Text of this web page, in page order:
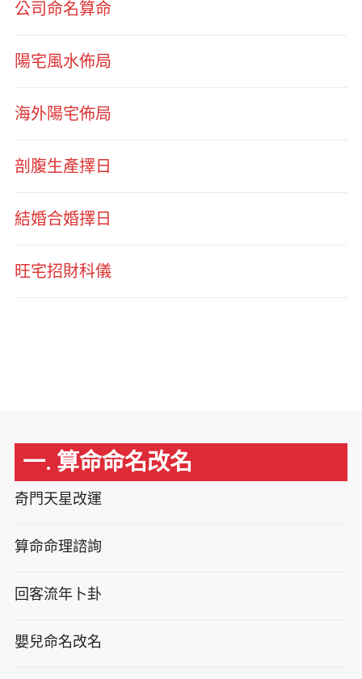
公司命名算命
陽宅風水佈局
海外陽宅佈局
剖腹生產擇日
結婚合婚擇日
旺宅招財科儀
一. 算命命名改名
奇門天星改運
算命命理諮詢
回客流年卜卦
嬰兒命名改名